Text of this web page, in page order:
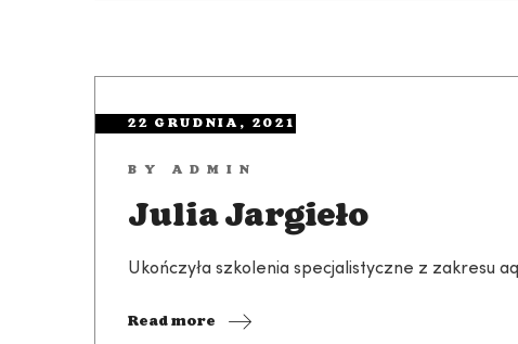
22 GRUDNIA, 2021
BY ADMIN
Julia Jargieło
Ukończyła szkolenia specjalistyczne z zakresu
Read more